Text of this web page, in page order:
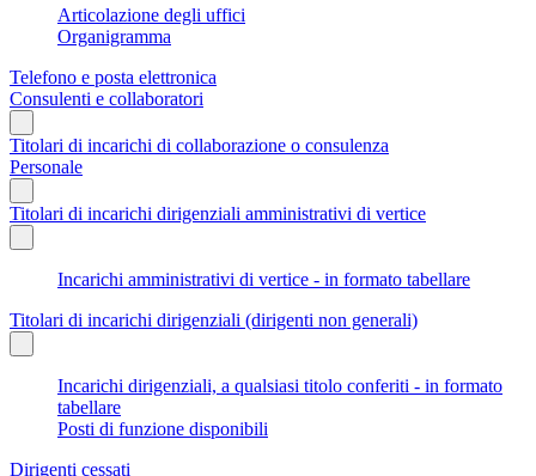
Articolazione degli uffici
Organigramma
Telefono e posta elettronica
Consulenti e collaboratori
Titolari di incarichi di collaborazione o consulenza
Personale
Titolari di incarichi dirigenziali amministrativi di vertice
Incarichi amministrativi di vertice - in formato tabellare
Titolari di incarichi dirigenziali (dirigenti non generali)
Incarichi dirigenziali, a qualsiasi titolo conferiti - in formato
tabellare
Posti di funzione disponibili
Dirigenti cessati